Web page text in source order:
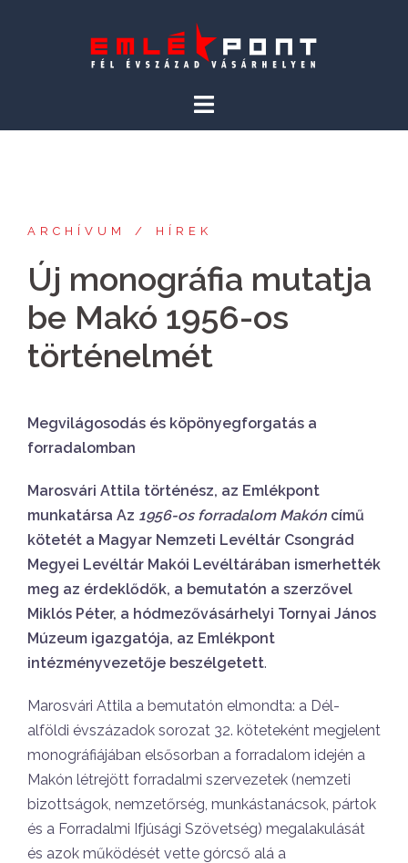
ARCHÍVUM HÍREK
Új monográfia mutatja
be Makó 1956-os
történelmét
Megvilágosodás és köpönyegforgatás a
forradalomban
Marosvári Attila történész, az Emlékpont
munkatársa Az 1956-os forradalom Makón című
kötetét a Magyar Nemzeti Levéltár Csongrád
Megyei Levéltár Makói Levéltárában ismerhették
meg az érdeklődők, a bemutatón a szerzővel
Miklós Péter, a hódmezővásárhelyi Tornyai János
Múzeum igazgatója, az Emlékpont
intézményvezetője beszélgetett.
Marosvári Attila a bemutatón elmondta: a Dél-
alföldi évszázadok sorozat 32. köteteként megjelent
monográfiájában elsősorban a forradalom idején a
Makón létrejött forradalmi szervezetek (nemzeti
bizottságok, nemzetőrség, munkástanácsok, pártok
és a Forradalmi Ifjúsági Szövetség) megalakulását
és azok működését vette górcső alá a